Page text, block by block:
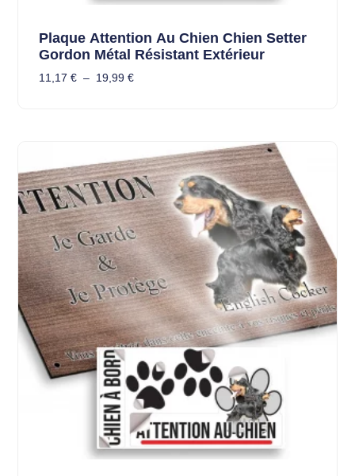
Plaque Attention Au Chien Chien Setter
Gordon Métal Résistant Extérieur
11,17 € – 19,99 €